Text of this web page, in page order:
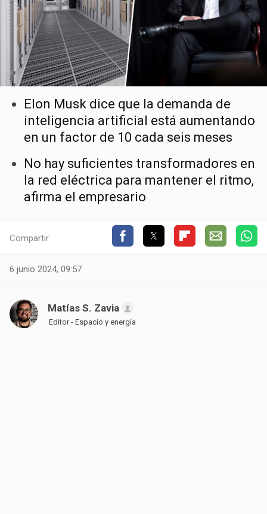
Elon Musk dice que la demanda de
inteligencia artificial está aumentando
en un factor de 10 cada seis meses
No hay suficientes transformadores en
la red eléctrica para mantener el ritmo,
afirma el empresario
Compartir
6 junio 2024, 09:57
Matías S. Zavia
Editor - Espacio y energía